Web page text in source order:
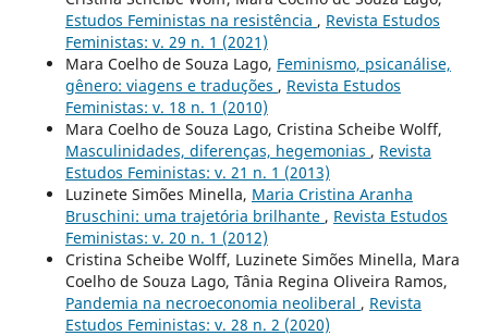
Estudos Feministas na resistência , Revista Estudos
Feministas: v. 29 n. 1 (2021)
Mara Coelho de Souza Lago, Feminismo, psicanálise,
gênero: viagens e traduções , Revista Estudos
Feministas: v. 18 n. 1 (2010)
Mara Coelho de Souza Lago, Cristina Scheibe Wolff,
Masculinidades, diferenças, hegemonias , Revista
Estudos Feministas: v. 21 n. 1 (2013)
Luzinete Simões Minella, Maria Cristina Aranha
Bruschini: uma trajetória brilhante , Revista Estudos
Feministas: v. 20 n. 1 (2012)
Cristina Scheibe Wolff, Luzinete Simões Minella, Mara
Coelho de Souza Lago, Tânia Regina Oliveira Ramos,
Pandemia na necroeconomia neoliberal , Revista
Estudos Feministas: v. 28 n. 2 (2020)